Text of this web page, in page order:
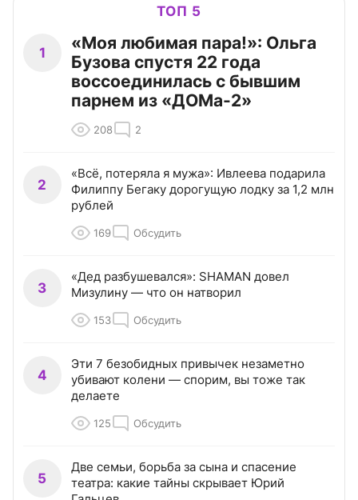
ТОП 5
1
«Моя любимая пара!»: Ольга
Бузова спустя 22 года
воссоединилась с бывшим
парнем из «ДОМа-2»
208 2
2
«Всё, потеряла я мужа»: Ивлеева подарила
Филиппу Бегаку дорогущую лодку за 1,2 млн
рублей
169 Обсудить
3
«Дед разбушевался»: SHAMAN довел
Мизулину — что он натворил
153 Обсудить
4
Эти 7 безобидных привычек незаметно
убивают колени — спорим, вы тоже так
делаете
125 Обсудить
5
Две семьи, борьба за сына и спасение
театра: какие тайны скрывает Юрий